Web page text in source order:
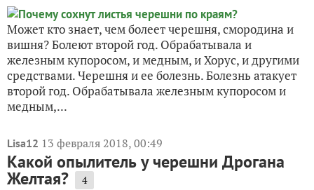
Может кто знает, чем болеет черешня, смородина и
вишня? Болеют второй год. Обрабатывала и
железным купоросом, и медным, и Хорус, и другими
средствами. Черешня и ее болезнь. Болезнь атакует
второй год. Обрабатывала железным купоросом и
медным,...
Lisa12 13 февраля 2018, 00:49
Какой опылитель у черешни Дрогана
Желтая? 4